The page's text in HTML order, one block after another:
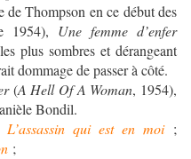
Thompson en ce début des
1954), Une femme d’enfer
plus sombres et dérangeant
dommage de passer à côté.
(A Hell Of A Woman, 1954),
Bondil.
L’assassin qui est en moi;
;